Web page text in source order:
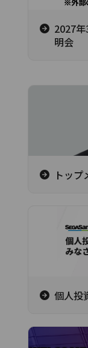
2027
明会
トップ
個人投